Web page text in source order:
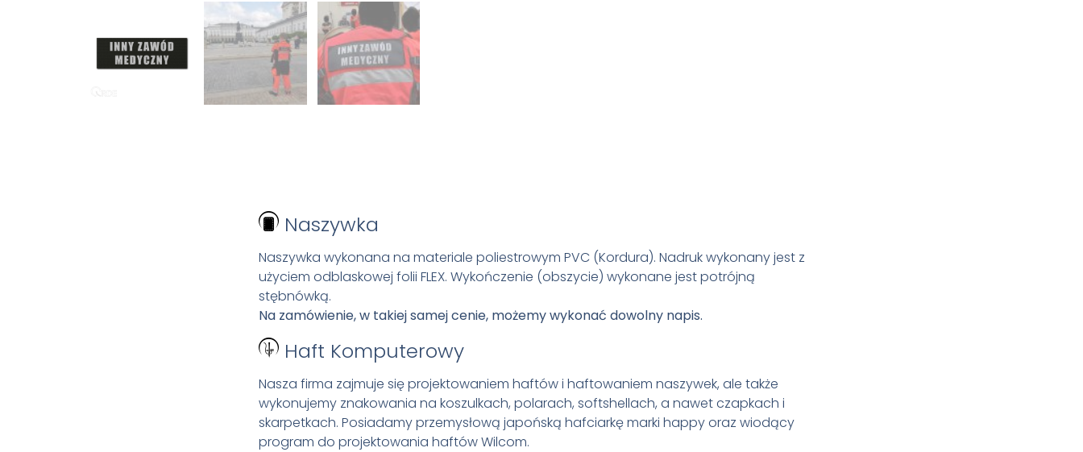
Naszywka
Naszywka wykonana na materiale poliestrowym PVC (Kordura). Nadruk wykonany jest z
użyciem odblaskowej folii FLEX. Wykończenie (obszycie) wykonane jest potrójną
stębnówką.
Na zamówienie, w takiej samej cenie, możemy wykonać dowolny napis.
Haft Komputerowy
Nasza firma zajmuje się projektowaniem haftów i haftowaniem naszywek, ale także
wykonujemy znakowania na koszulkach, polarach, softshellach, a nawet czapkach i
skarpetkach. Posiadamy przemysłową japońską hafciarkę marki happy oraz wiodący
program do projektowania haftów Wilcom.